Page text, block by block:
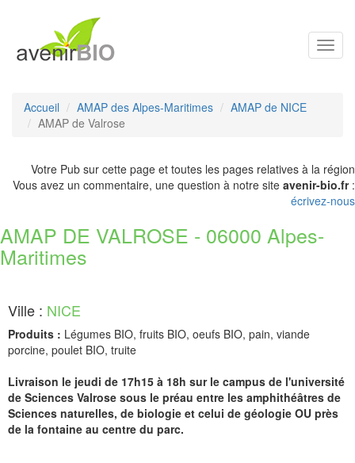
Accueil AMAP des Alpes-Maritimes
AMAP de NICE
AMAP de Valrose
Votre Pub sur cette page et toutes les pages relatives à la région
Vous avez un commentaire, une question à notre site avenir-bio.fr:
écrivez-nous
AMAP DE VALROSE - 06000 Alpes-
Maritimes
Ville : NICE
Produits : Légumes BIO, fruits BIO, oeufs BIO, pain, viande
porcine, poulet BIO, truite
Livraison le jeudi de 17h15 à 18h sur le campus de l'université
de Sciences Valrose sous le préau entre les amphithéâtres de
Sciences naturelles, de biologie et celui de géologie OU près
de la fontaine au centre du parc.